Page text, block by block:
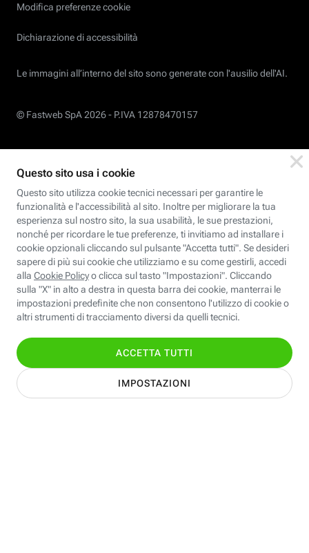
Modifica preferenze cookie
Dichiarazione di accessibilità
Le immagini all’interno del sito sono generate con l'ausilio dell'AI.
© Fastweb SpA 2026 - P.IVA 12878470157